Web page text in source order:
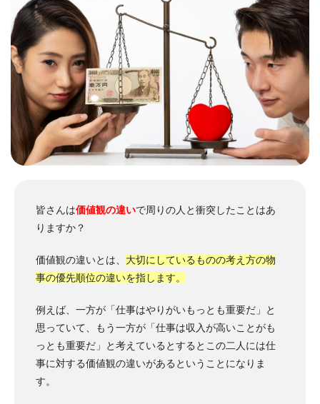
皆さんは価値観の違いで周りの人と衝突したことはあ
りますか？
価値観の違いとは、 大切にしているものの考え方の物
事の優先順位の違いを指します。
例えば、一方が「仕事はやりがいもっとも重要だ」と
思っていて、もう一方が「仕事は収入が高いことがも
っとも重要だ」と考えているとするとこの二人には仕
事に対する価値観の違いがあるということになりま
す。